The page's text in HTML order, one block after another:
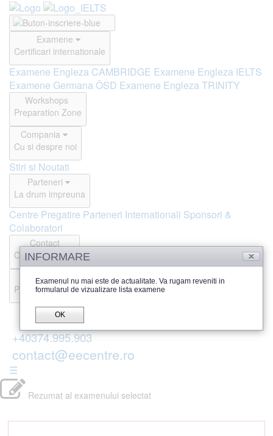
Examene
Certificari internationale
Examene Engleza CAMBRIDGE Examene Engleza IELTS
Examene Germana ÖSD Examene Engleza TRINITY
Workshops
Preparation Zone
Compania
Cu si despre noi
Stiri si Noutati
Parteneri
La drum impreuna
Centre Pregatire Parteneri Internationali Sponsori &
Colaboratori
Contact
Offline si Online
Recenzii
Parerea publicului
+40374.995.903
contact@eecentre.ro
☰
Rezumat al examenului selectat
INFORMARE
Examenul nu mai este de actualitate. Va rugam reveniti in
formularul de vizualizare lista examene
OK